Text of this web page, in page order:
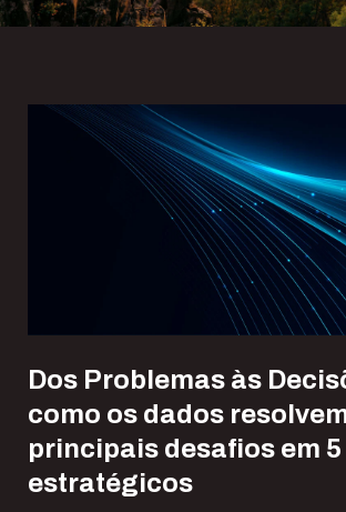
Dos Problemas às
como os dados
principais desafios em
estratégicos